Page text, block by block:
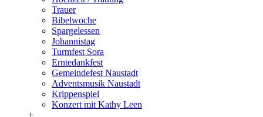
Trauer
Bibelwoche
Spargelessen
Johannistag
Turmfest Sora
Erntedankfest
Gemeindefest Naustadt
Adventsmusik Naustadt
Krippenspiel
Konzert mit Kathy Leen
+